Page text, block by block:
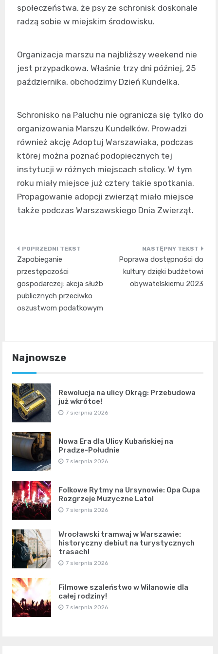
społeczeństwa, że psy ze schronisk doskonale
radzą sobie w miejskim środowisku.
Organizacja marszu na najbliższy weekend nie
jest przypadkowa. Właśnie trzy dni później, 25
października, obchodzimy Dzień Kundelka.
Schronisko na Paluchu nie ogranicza się tylko do
organizowania Marszu Kundelków. Prowadzi
również akcję Adoptuj Warszawiaka, podczas
której można poznać podopiecznych tej
instytucji w różnych miejscach stolicy. W tym
roku miały miejsce już cztery takie spotkania.
Propagowanie adopcji zwierząt miało miejsce
także podczas Warszawskiego Dnia Zwierząt.
Nawigacja
wpisu
Zapobieganie
przestępczości
gospodarczej: akcja służb
publicznych przeciwko
oszustwom podatkowym
Poprawa dostępności do
kultury dzięki budżetowi
obywatelskiemu 2023
Najnowsze
Rewolucja na ulicy Okrąg: Przebudowa
już wkrótce!
7 sierpnia 2026
Nowa Era dla Ulicy Kubańskiej na
Pradze-Południe
7 sierpnia 2026
Folkowe Rytmy na Ursynowie: Opa Cupa
Rozgrzeje Muzyczne Lato!
7 sierpnia 2026
Wrocławski tramwaj w Warszawie:
historyczny debiut na turystycznych
trasach!
7 sierpnia 2026
Filmowe szaleństwo w Wilanowie dla
całej rodziny!
7 sierpnia 2026